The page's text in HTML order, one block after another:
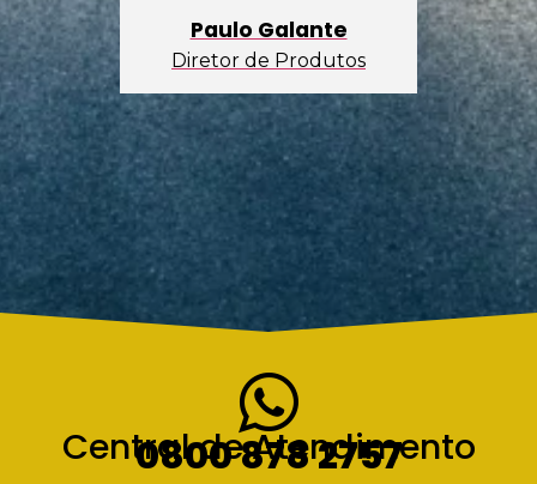
Paulo Galante
Diretor de Produtos
Central de Atendimento
0800 878 2757